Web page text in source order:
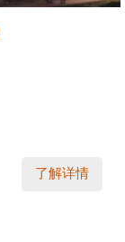
了解详情